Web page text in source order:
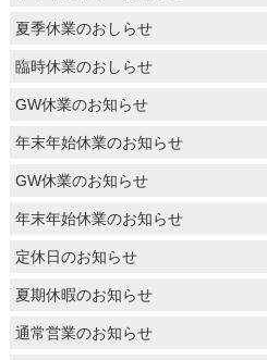
夏季休業のおしらせ
臨時休業のおしらせ
GW休業のお知らせ
年末年始休業のお知らせ
GW休業のお知らせ
年末年始休業のお知らせ
定休日のお知らせ
夏期休暇のお知らせ
通常営業のお知らせ